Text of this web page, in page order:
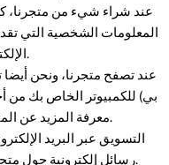
عند شراء شيء من متجرنا،
المعلومات الشخصية التي
الإلكتروني الخاص بك.
عند تصفح متجرنا، ونحن أيضا
بي) للكمبيوتر الخاص بك من
معرفة المزيد عن المتصفح ونظام التشغيل الخاص بك.
التسويق عبر البريد
رسائل إلكترونية حول متجرنا ومنتجاتنا الجديدة وتحديثات أخرى.